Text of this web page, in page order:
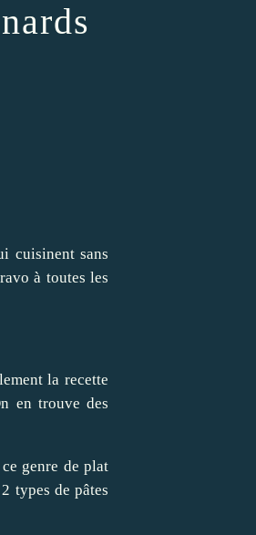
cuisinent sans
à toutes les
la recette
en trouve des
genre de plat
types de pâtes